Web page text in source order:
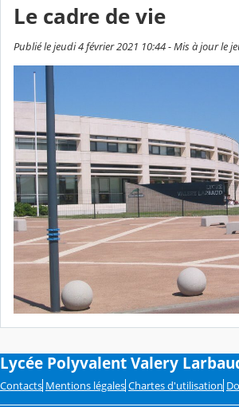
Le cadre de vie
Publié le jeudi 4 février 2021 10:44 - Mis à jour le
Lycée Polyvalent Valery
Contacts Mentions légales Chartes d'utilisation